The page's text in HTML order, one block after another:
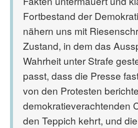
Fortbestand der
nähern uns mit
Zustand, in dem das
Wahrheit unter Strafe
passt, dass die Presse
von den Protesten
demokratieverachtenden
den Teppich kehrt, und